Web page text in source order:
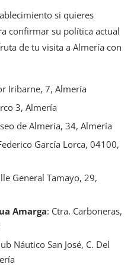
si quieres
confirmar su política actual
de tu visita a Almería con
Iribarne, 7, Almería
3, Almería
de Almería, 34, Almería
García Lorca, 04100,
General Tamayo, 29,
Amarga: Ctra. Carboneras,
Náutico San José, C. Del